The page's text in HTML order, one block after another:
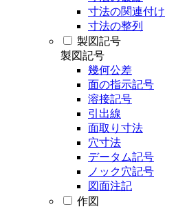
寸法の関連付け
寸法の整列
製図記号
製図記号
幾何公差
面の指示記号
溶接記号
引出線
面取り寸法
穴寸法
データム記号
ノック穴記号
図面注記
作図